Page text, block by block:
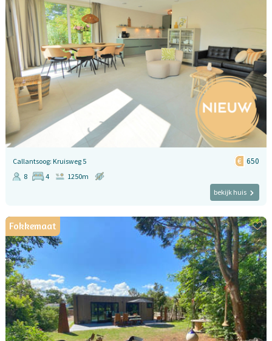
Callantsoog: Kruisweg 5 650
8 4
1250m
bekijk huis
Fokkemaat